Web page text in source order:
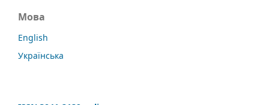
Мова
English
Українська